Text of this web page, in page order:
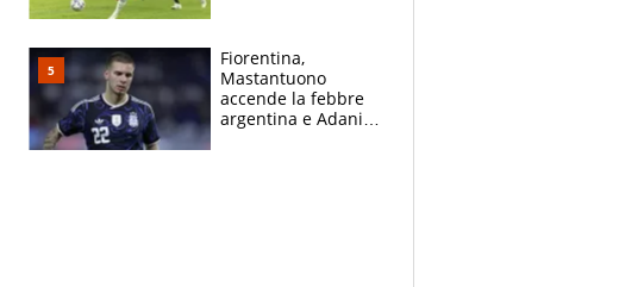
Fiorentina,
Mastantuono
accende la febbre
argentina e Adani